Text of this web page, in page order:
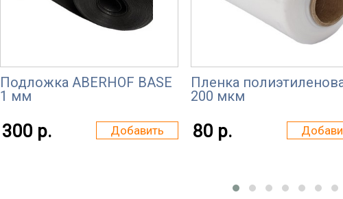
Подложка ABERHOF BASE
1 мм
300 р. Добавить
Пленка
200 мкм
80 р.